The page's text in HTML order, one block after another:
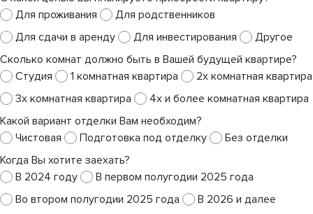
Для проживания
Для родственников
Для сдачи в аренду
Для инвестирования
Другое
Сколько комнат должно быть в Вашей будущей квартире?
Студия
1 комнатная квартира
2х комнатная квартира
3х комнатная квартира
4х и более комнатная квартира
Какой вариант отделки Вам необходим?
Чистовая
Подготовка под отделку
Без отделки
Когда Вы хотите заехать?
В 2024 году
В первом полугодии 2025 года
Во втором полугодии 2025 года
В 2026 и далее